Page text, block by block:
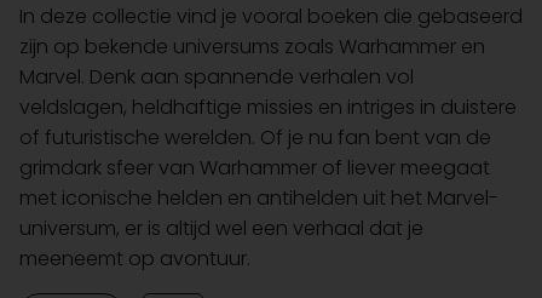
In deze collectie vind je vooral boeken die gebaseerd
zijn op bekende universums zoals Warhammer en
Marvel. Denk aan spannende verhalen vol
veldslagen, heldhaftige missies en intriges in duistere
of futuristische werelden. Of je nu fan bent van de
grimdark sfeer van Warhammer of liever meegaat
met iconische helden en antihelden uit het Marvel-
universum, er is altijd wel een verhaal dat je
meeneemt op avontuur.